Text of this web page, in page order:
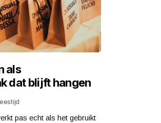
als
dat blijft hangen
pas echt als het gebruikt